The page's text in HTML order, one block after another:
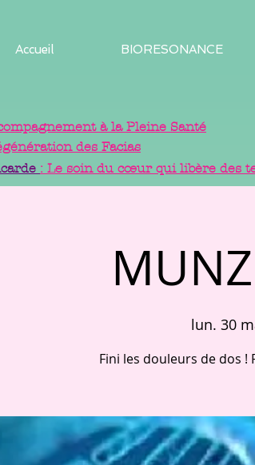
Accueil BIORESONANCE
à la Pleine Santé
des Facias
: Le soin du cœur qui libère des
lun. 30
Fini les douleurs de dos